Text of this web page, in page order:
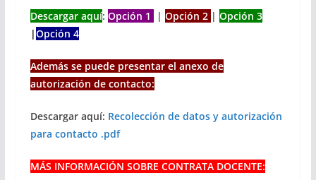
Descargar aquí: Opción 1 | Opción 2 | Opción 3
|Opción 4
Además se puede presentar el anexo de
autorización de contacto:
Descargar aquí: Recolección de datos y autorización
para contacto .pdf
MÁS INFORMACIÓN SOBRE CONTRATA DOCENTE: